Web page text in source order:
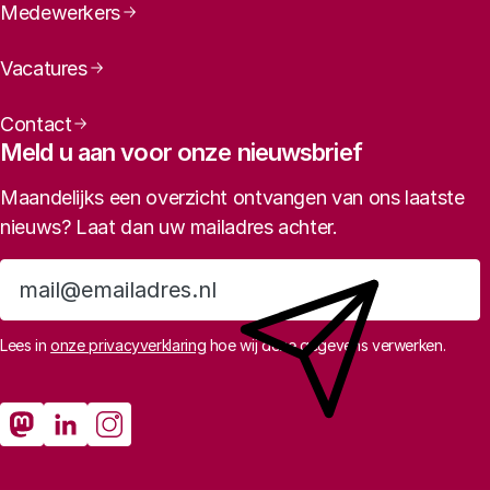
Medewerkers
Vacatures
Contact
Meld u aan voor onze nieuwsbrief
Maandelijks een overzicht ontvangen van ons laatste
nieuws? Laat dan uw mailadres achter.
Aanmelden
Lees inonze privacyverklaring hoe wij deze gegevens verwerken.
Sociale media
Rathenau Mastodon
Rathenau LinkedIn
Rathenau Instagram